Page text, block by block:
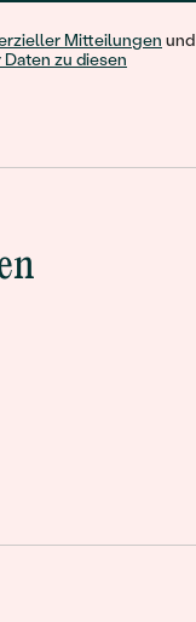
Mitteilungen und
zu diesen